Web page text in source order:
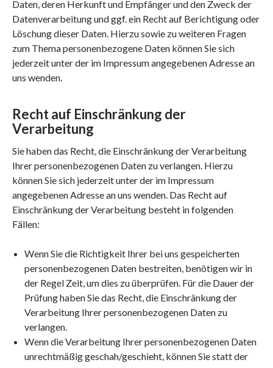
Daten, deren Herkunft und Empfänger und den Zweck der
Datenverarbeitung und ggf. ein Recht auf Berichtigung oder
Löschung dieser Daten. Hierzu sowie zu weiteren Fragen
zum Thema personenbezogene Daten können Sie sich
jederzeit unter der im Impressum angegebenen Adresse an
uns wenden.
Recht auf Einschränkung der
Verarbeitung
Sie haben das Recht, die Einschränkung der Verarbeitung
Ihrer personenbezogenen Daten zu verlangen. Hierzu
können Sie sich jederzeit unter der im Impressum
angegebenen Adresse an uns wenden. Das Recht auf
Einschränkung der Verarbeitung besteht in folgenden
Fällen:
Wenn Sie die Richtigkeit Ihrer bei uns gespeicherten
personenbezogenen Daten bestreiten, benötigen wir in
der Regel Zeit, um dies zu überprüfen. Für die Dauer der
Prüfung haben Sie das Recht, die Einschränkung der
Verarbeitung Ihrer personenbezogenen Daten zu
verlangen.
Wenn die Verarbeitung Ihrer personenbezogenen Daten
unrechtmäßig geschah/geschieht, können Sie statt der